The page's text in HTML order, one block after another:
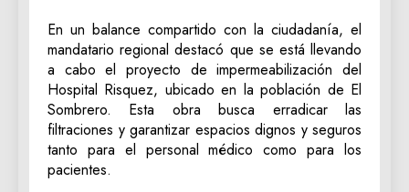
En un balance compartido con la ciudadanía, el
mandatario regional destacó que se está llevando
a cabo el proyecto de impermeabilización del
Hospital Risquez, ubicado en la población de El
Sombrero. Esta obra busca erradicar las
filtraciones y garantizar espacios dignos y seguros
tanto para el personal médico como para los
pacientes.